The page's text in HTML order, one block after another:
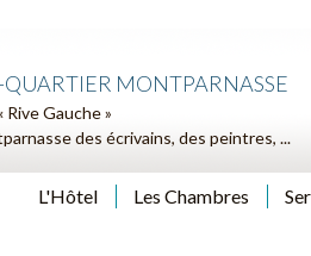
QUARTIER MONTPARNASSE
Rive Gauche »
des écrivains, des peintres, ...
L'Hôtel Les Chambres